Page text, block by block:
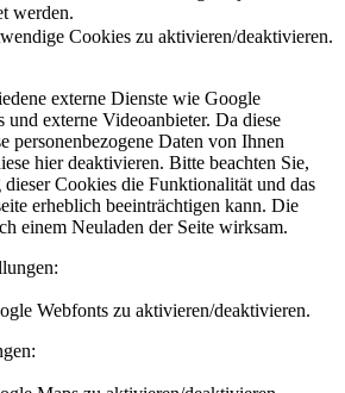
werden.
Cookies zu aktivieren/deaktivieren.
externe Dienste wie Google
externe Videoanbieter. Da diese
personenbezogene Daten von Ihnen
hier deaktivieren. Bitte beachten Sie,
Cookies die Funktionalität und das
erheblich beeinträchtigen kann. Die
einem Neuladen der Seite wirksam.
Webfonts zu aktivieren/deaktivieren.